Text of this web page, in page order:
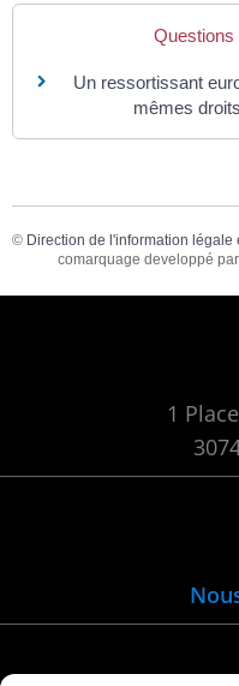
Questions
Un ressortissant
mêmes
© Direction de l'information légale
comarquage developpé par
1